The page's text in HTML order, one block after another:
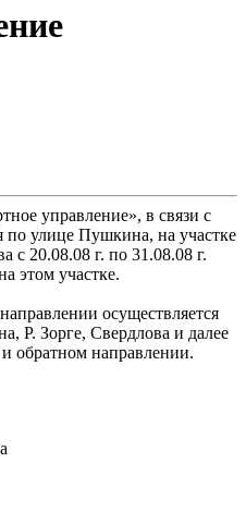
управление», в связи с
улице Пушкина, на участке
с 20.08.08 г. по 31.08.08 г.
этом участке.
осуществляется
Р. Зорге, Свердлова и далее
обратном направлении.